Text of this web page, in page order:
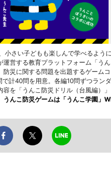
さい子どもも楽しんで学べるよう
営する教育プラットフォーム「う
災に関する問題を出題するゲーム
計40問を用意。各編10問ずつラン
を「うんこ防災ドリル（台風編）
うんこ防災ゲームは「うんこ学園」